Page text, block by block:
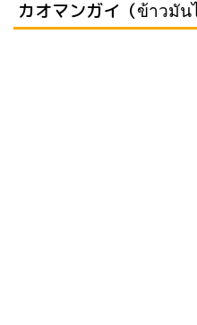
カオマンガイ（ข้าวมัน